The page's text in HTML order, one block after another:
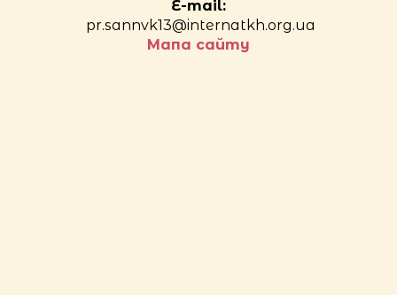
E-mail:
pr.sannvk13@internatkh.org.ua
Мапа сайту